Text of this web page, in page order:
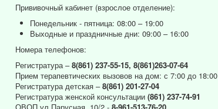
Прививочный кабинет (взрослое отделение):
Понедельник - пятница: 08:00 – 19:00
Выходные и праздничные дни: 09:00 – 16:00
Номера телефонов:
Регистратура –8(861) 237-55-15, 8(861)263-07-64
Прием терапевтических вызовов на дом: с 7:00 до 18:00
Регистратура детская –8(861) 201-27-04
Регистратура женской консультации (861) 237-74-91
ОВОП ул.Парусная, 10/2 - 8-961-513-76-20